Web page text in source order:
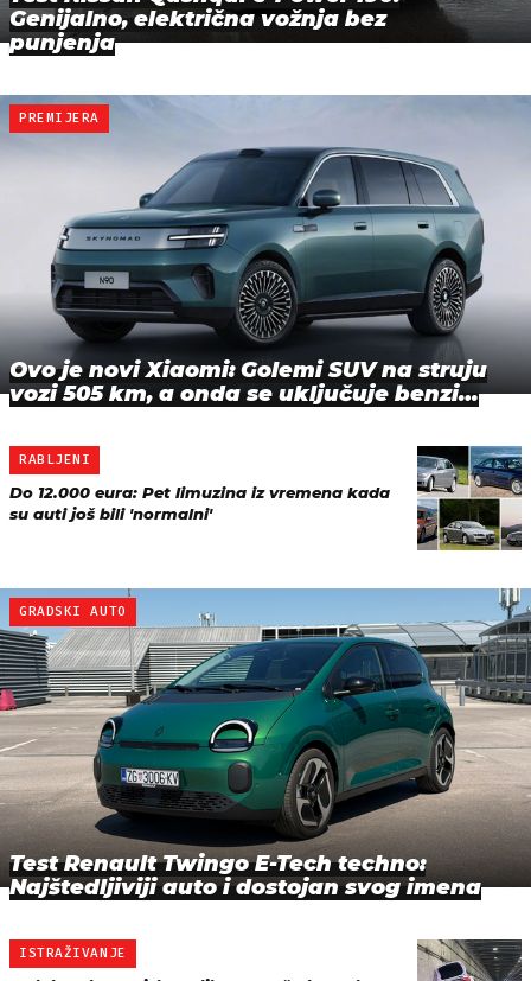
Genijalno, električna vožnja bez
punjenja
PREMIJERA
Ovo je novi Xiaomi: Golemi SUV na struju
vozi 505 km, a onda se uključuje benzi…
RABLJENI
Do 12.000 eura: Pet limuzina iz vremena kada
su auti još bili 'normalni'
GRADSKI AUTO
Test Renault Twingo E-Tech techno:
Najštedljiviji auto i dostojan svog imena
ISTRAŽIVANJE